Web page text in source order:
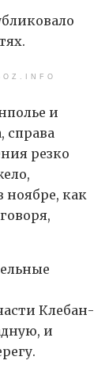
и
справа
резко
ноябре, как
Клебан-
и